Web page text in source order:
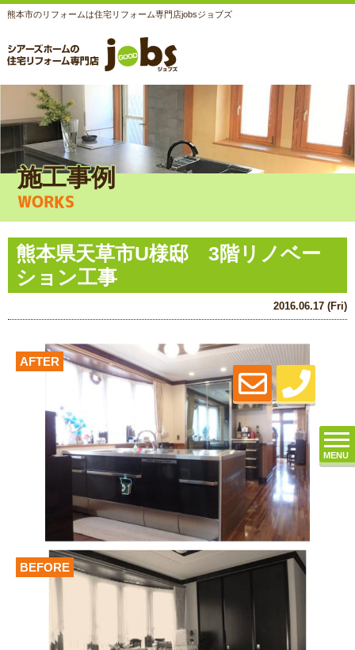
熊本市のリフォームは住宅リフォーム専門店jobsジョブズ
MENU
施工事例
WORKS
熊本県天草市U様邸 3階リノベー
ション工事
2016.06.17 (Fri)
AFTER
BEFORE